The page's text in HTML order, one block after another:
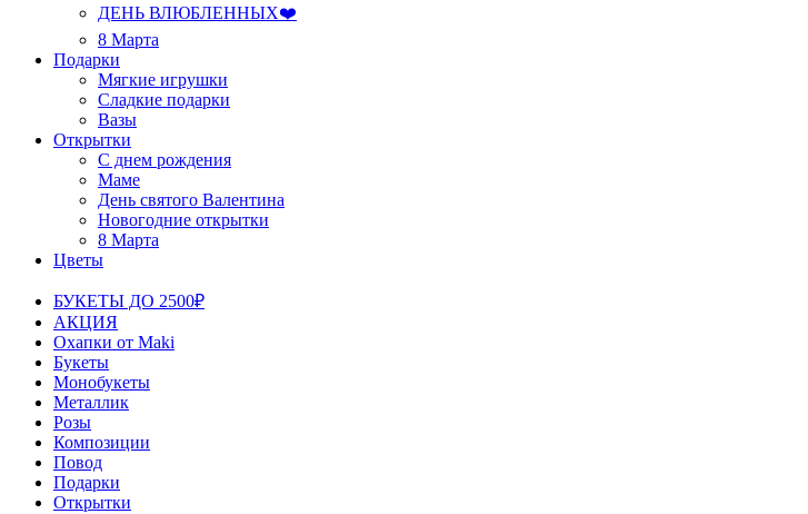
ДЕНЬ ВЛЮБЛЕННЫХ❤️
8 Марта
Подарки
Мягкие игрушки
Сладкие подарки
Вазы
Открытки
С днем рождения
Маме
День святого Валентина
Новогодние открытки
8 Марта
Цветы
БУКЕТЫ ДО 2500₽
АКЦИЯ
Охапки от Maki
Букеты
Монобукеты
Металлик
Розы
Композиции
Повод
Подарки
Открытки